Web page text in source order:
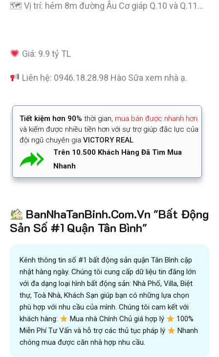
🗺 Vị trí: hẻm 8m đường Âu Cơ giáp Q.10 và Q.11…
Giá: 9.9 tỷ TL
Liên hệ: 0946.18.28.98 Hào Sữa xem nhà ạ.
Tiết kiệm hơn 90% thời gian, mua bán được nhanh hơn
và kiếm được nhiều tiền hơn với sự trợ giúp đắc lực của
đội ngũ chuyên gia VICTORY REAL
Trên 10.500 Khách Hàng Đã Tìm Mua
Nhanh
BanNhaTanBinh.Com.Vn "Bất Động
Sản Số #1 Quận Tân Bình"
Kênh thông tin số #1 bất động sản quận Tân Bình cập
nhật hàng ngày. Chúng tôi cung cấp dữ liệu tin đăng lớn
với đa dạng loại hình bất động sản: Nhà Phố, Villa, Biệt
thự, Toà Nhà, Khách Sạn giúp bạn có những lựa chọn
phù hợp với nhu cầu của mình. Chúng tôi cam kết với
khách hàng:
Mua nhà Chính Chủ giá hợp lý
100%
Miễn Phí Tư Vấn và hỗ trợ các thủ tục pháp lý
Nhanh
chóng mua được căn nhà hợp nhu cầu.